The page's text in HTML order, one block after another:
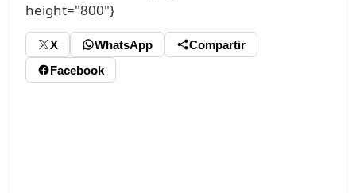
height="800"}
X WhatsApp
Compartir
Facebook